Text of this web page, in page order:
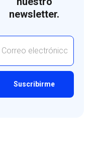
newsletter.